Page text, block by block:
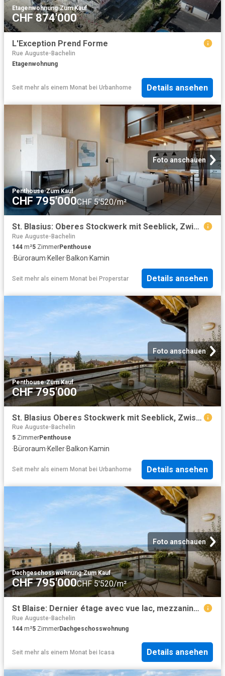
Etagenwohnung·Zum Kauf
CHF 874'000
L'Exception Prend Forme
Rue Auguste-Bachelin
Etagenwohnung
Seit mehr als einem Monat bei Urbanhome Details ansehen
Foto anschauen
Penthouse·Zum Kauf
CHF 795'000CHF 5'520/m²
St. Blasius: Oberes Stockwerk mit Seeblick, Zwischenebene und wunderschönen Büchern
Rue Auguste-Bachelin
144 m²5 ZimmerPenthouse
·Büroraum·Keller·Balkon·Kamin
Seit mehr als einem Monat bei Properstar Details ansehen
Foto anschauen
Penthouse·Zum Kauf
CHF 795'000
St. Blasius Oberes Stockwerk mit Seeblick, Zwischenebene und wunderschönen Büchern
Rue Auguste-Bachelin
5 ZimmerPenthouse
·Büroraum·Keller·Balkon·Kamin
Seit mehr als einem Monat bei Urbanhome Details ansehen
Foto anschauen
Dachgeschosswohnung·Zum Kauf
CHF 795'000CHF 5'520/m²
St Blaise: Dernier étage avec vue lac, mezzanine et beaux volumes
Rue Auguste-Bachelin
144 m²5 ZimmerDachgeschosswohnung
Seit mehr als einem Monat bei Icasa Details ansehen